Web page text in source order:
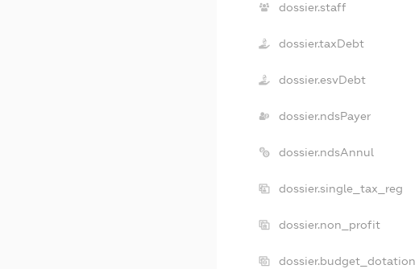
dossier.staff
dossier.taxDebt
dossier.esvDebt
dossier.ndsPayer
dossier.ndsAnnul
dossier.single_tax_reg
dossier.non_profit
dossier.budget_dotation